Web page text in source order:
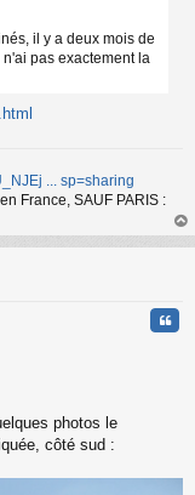
il y a deux mois de
pas exactement la
... sp=sharing
France, SAUF PARIS :
au
photos le
côté sud :